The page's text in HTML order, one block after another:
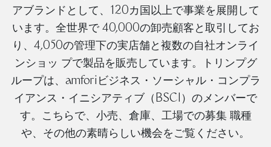
アブランドとして、120カ国以上で事業を展開して
います。全世界で 40,000の卸売顧客と取引してお
り、4,050の管理下の実店舗と複数の自社オンライ
ンショッ プで製品を販売しています。トリンプグ
ループは、amforiビジネス・ソーシャル・コンプラ
イアンス・イニシアティブ（BSCI）のメンバーで
す。こちらで、小売、倉庫、工場での募集 職種
や、その他の素晴らしい機会をご覧ください。